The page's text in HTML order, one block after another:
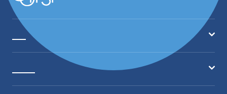
О продукте